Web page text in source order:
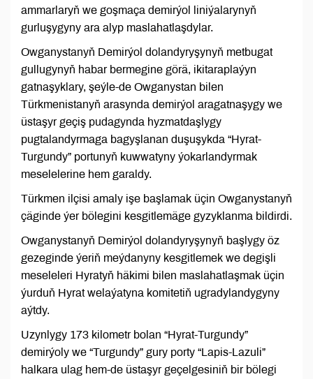
ammarlaryň we goşmaça demirýol liniýalarynyň
gurluşygyny ara alyp maslahatlaşdylar.
Owganystanyň Demirýol dolandyryşynyň metbugat
gullugynyň habar bermegine görä, ikitaraplaýyn
gatnaşyklary, şeýle-de Owganystan bilen
Türkmenistanyň arasynda demirýol aragatnaşygy we
üstaşyr geçiş pudagynda hyzmatdaşlygy
pugtalandyrmaga bagyşlanan duşuşykda “Hyrat-
Turgundy” portunyň kuwwatyny ýokarlandyrmak
meselelerine hem garaldy.
Türkmen ilçisi amaly işe başlamak üçin Owganystanyň
çäginde ýer bölegini kesgitlemäge gyzyklanma bildirdi.
Owganystanyň Demirýol dolandyryşynyň başlygy öz
gezeginde ýeriň meýdanyny kesgitlemek we degişli
meseleleri Hyratyň häkimi bilen maslahatlaşmak üçin
ýurduň Hyrat welaýatyna komitetiň ugradylandygyny
aýtdy.
Uzynlygy 173 kilometr bolan “Hyrat-Turgundy”
demirýoly we “Turgundy” gury porty “Lapis-Lazuli”
halkara ulag hem-de üstaşyr geçelgesiniň bir bölegi